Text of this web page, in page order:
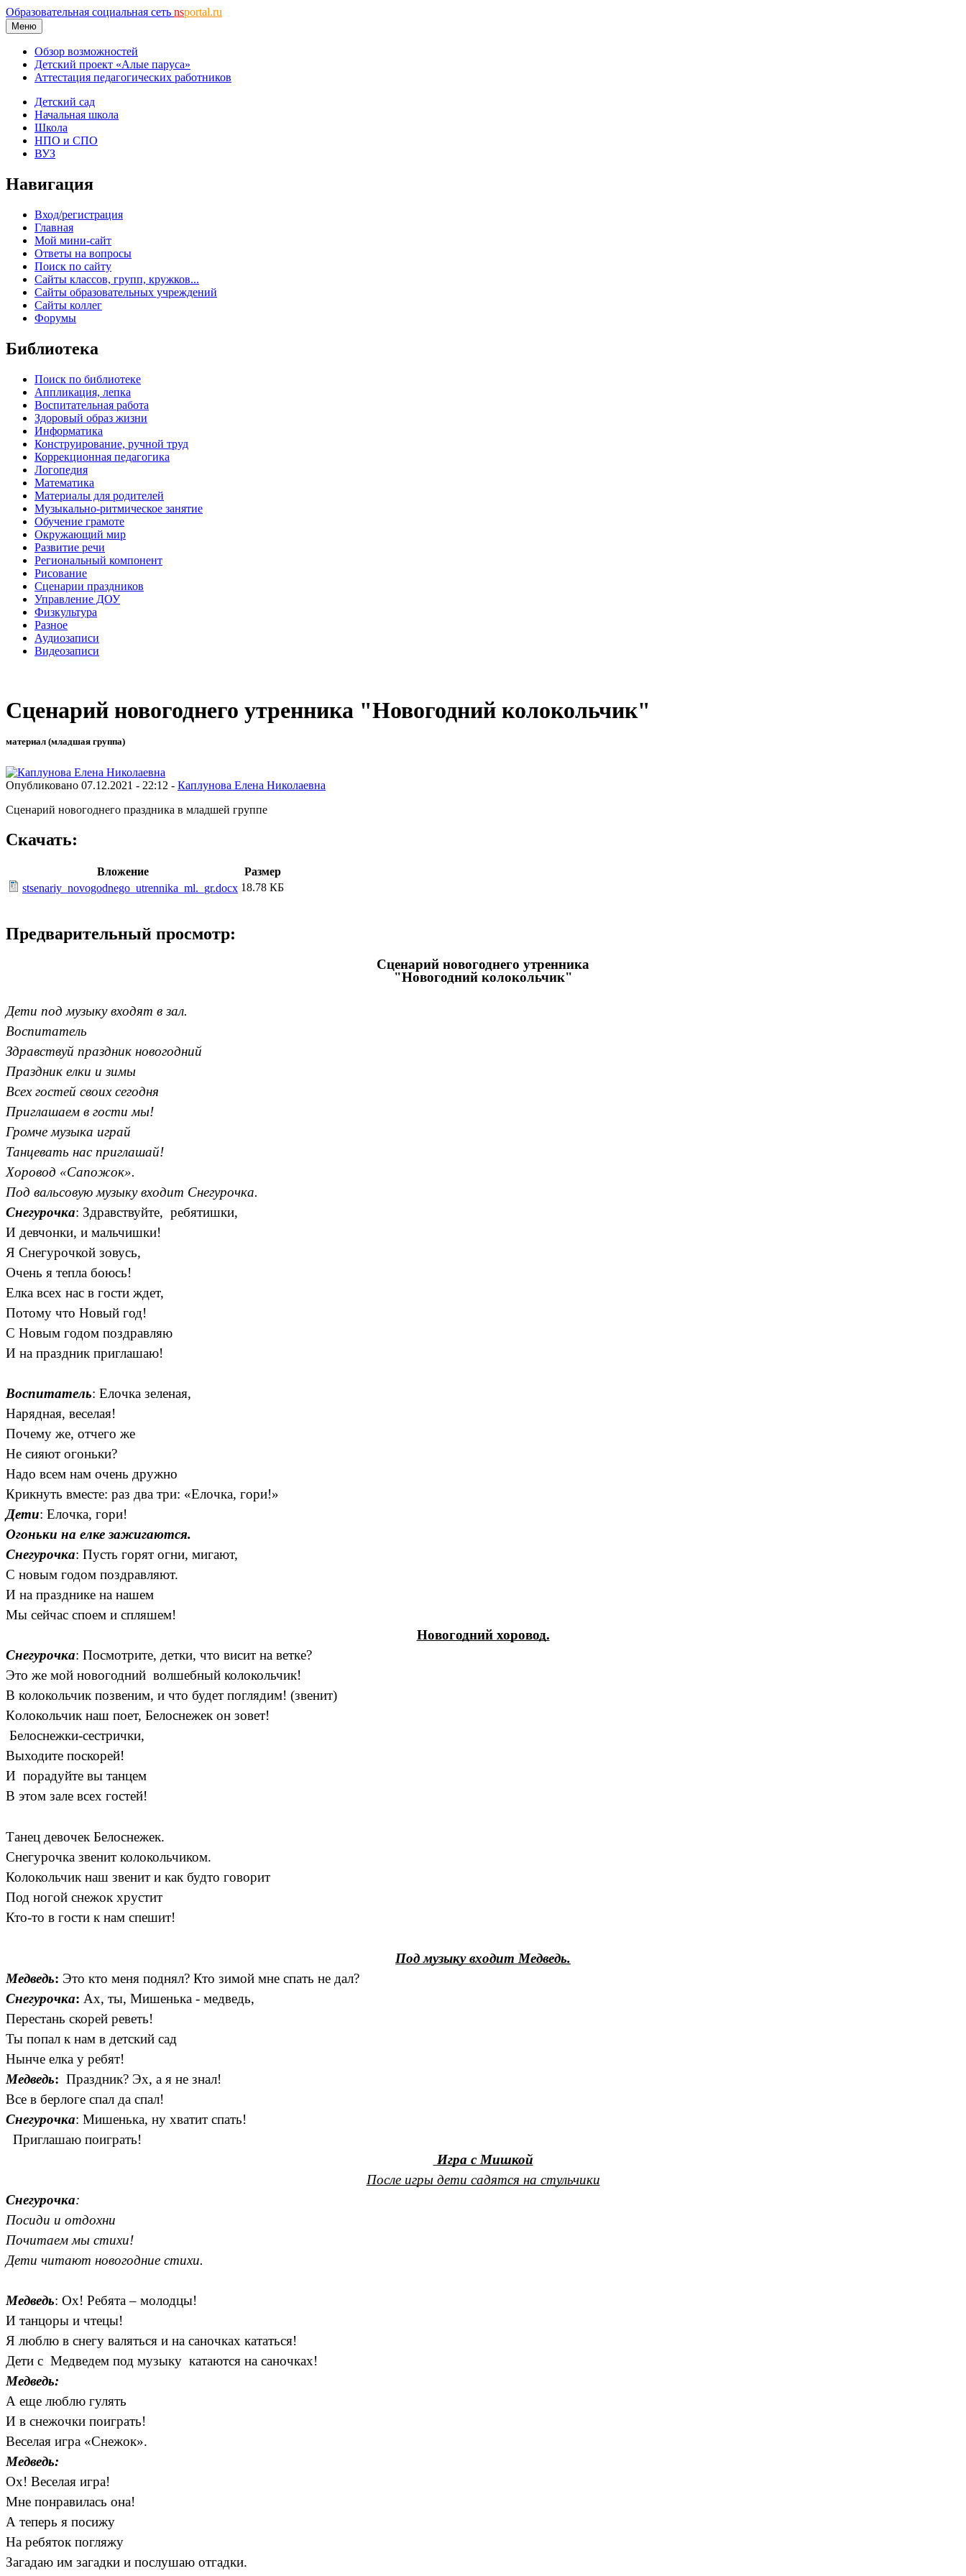
Образовательная социальная сеть nsportal.ru
Меню
Обзор возможностей
Детский проект «Алые паруса»
Аттестация педагогических работников
Детский сад
Начальная школа
Школа
НПО и СПО
ВУЗ
Навигация
Вход/регистрация
Главная
Мой мини-сайт
Ответы на вопросы
Поиск по сайту
Сайты классов, групп, кружков...
Сайты образовательных учреждений
Сайты коллег
Форумы
Библиотека
Поиск по библиотеке
Аппликация, лепка
Воспитательная работа
Здоровый образ жизни
Информатика
Конструирование, ручной труд
Коррекционная педагогика
Логопедия
Математика
Материалы для родителей
Музыкально-ритмическое занятие
Обучение грамоте
Окружающий мир
Развитие речи
Региональный компонент
Рисование
Сценарии праздников
Управление ДОУ
Физкультура
Разное
Аудиозаписи
Видеозаписи
Сценарий новогоднего утренника "Новогодний колокольчик"
материал (младшая группа)
Опубликовано 07.12.2021 - 22:12 - Каплунова Елена Николаевна
Сценарий новогоднего праздника в младшей группе
Скачать:
Вложение
Размер
stsenariy_novogodnego_utrennika_ml._gr.docx 18.78 КБ
Предварительный просмотр:
Сценарий новогоднего утренника
"Новогодний колокольчик"
Дети под музыку входят в зал.
Воспитатель
Здравствуй праздник новогодний
Праздник елки и зимы
Всех гостей своих сегодня
Приглашаем в гости мы!
Громче музыка играй
Танцевать нас приглашай!
Хоровод «Сапожок».
Под вальсовую музыку входит Снегурочка.
Снегурочка: Здравствуйте, ребятишки,
И девчонки, и мальчишки!
Я Снегурочкой зовусь,
Очень я тепла боюсь!
Елка всех нас в гости ждет,
Потому что Новый год!
С Новым годом поздравляю
И на праздник приглашаю!
Воспитатель: Елочка зеленая,
Нарядная, веселая!
Почему же, отчего же
Не сияют огоньки?
Надо всем нам очень дружно
Крикнуть вместе: раз два три: «Елочка, гори!»
Дети: Елочка, гори!
Огоньки на елке зажигаются.
Снегурочка: Пусть горят огни, мигают,
С новым годом поздравляют.
И на празднике на нашем
Мы сейчас споем и спляшем!
Новогодний хоровод.
Снегурочка: Посмотрите, детки, что висит на ветке?
Это же мой новогодний волшебный колокольчик!
В колокольчик позвеним, и что будет поглядим! (звенит)
Колокольчик наш поет, Белоснежек он зовет!
Белоснежки-сестрички,
Выходите поскорей!
И порадуйте вы танцем
В этом зале всех гостей!
Танец девочек Белоснежек.
Снегурочка звенит колокольчиком.
Колокольчик наш звенит и как будто говорит
Под ногой снежок хрустит
Кто-то в гости к нам спешит!
Под музыку входит Медведь.
Медведь: Это кто меня поднял? Кто зимой мне спать не дал?
Снегурочка: Ах, ты, Мишенька - медведь,
Перестань скорей реветь!
Ты попал к нам в детский сад
Нынче елка у ребят!
Медведь: Праздник? Эх, а я не знал!
Все в берлоге спал да спал!
Снегурочка: Мишенька, ну хватит спать!
Приглашаю поиграть!
Игра с Мишкой
После игры дети садятся на стульчики
Снегурочка:
Посиди и отдохни
Почитаем мы стихи!
Дети читают новогодние стихи.
Медведь: Ох! Ребята – молодцы!
И танцоры и чтецы!
Я люблю в снегу валяться и на саночках кататься!
Дети с Медведем под музыку катаются на саночках!
Медведь:
А еще люблю гулять
И в снежочки поиграть!
Веселая игра «Снежок».
Медведь:
Ох! Веселая игра!
Мне понравилась она!
А теперь я посижу
На ребяток погляжу
Загадаю им загадки и послушаю отгадки.